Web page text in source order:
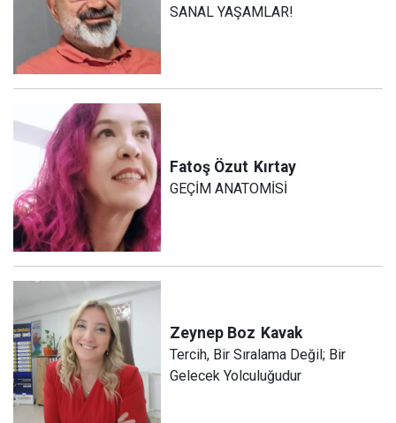
SANAL YAŞAMLAR!
Fatoş Özut Kırtay
GEÇİM ANATOMİSİ
Zeynep Boz Kavak
Tercih, Bir Sıralama Değil; Bir
Gelecek Yolculuğudur